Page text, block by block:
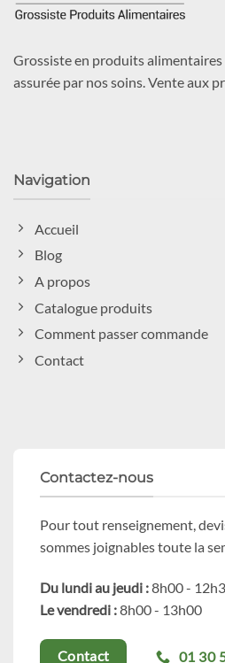
Grossiste en produits
assurée par nos soins. Vente aux
Navigation
Accueil
Blog
A propos
Catalogue produits
Comment passer commande
Contact
Contactez-nous
Pour tout renseignement,
sommes joignables toute la
Du lundi au jeudi :8h00 -
Le vendredi :8h00 - 13h00
Contact 01 30